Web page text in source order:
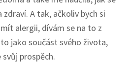
A tak, ačkoliv bych si
alergii, dívám se na to z
jako součást svého života,
prospěch.